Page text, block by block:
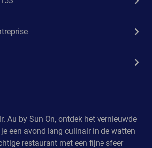
Au by Sun On, ontdek het vernieuwde
een avond lang culinair in de watten
restaurant met een fijne sfeer